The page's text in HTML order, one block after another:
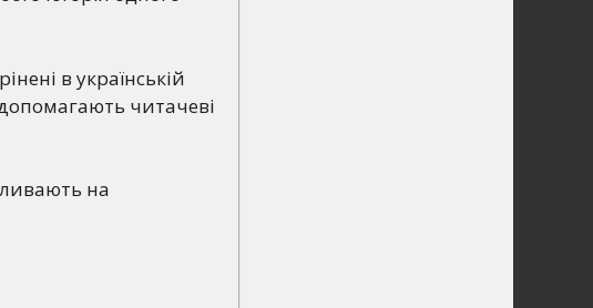
в українській
читачеві
на